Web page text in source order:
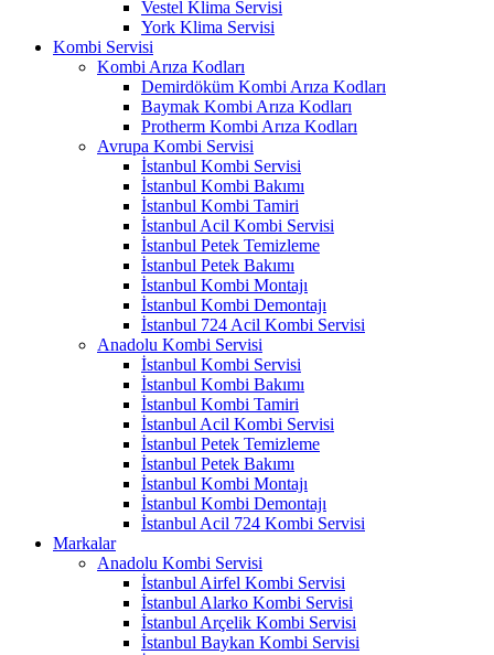
Vestel Klima Servisi
York Klima Servisi
Kombi Servisi
Kombi Arıza Kodları
Demirdöküm Kombi Arıza Kodları
Baymak Kombi Arıza Kodları
Protherm Kombi Arıza Kodları
Avrupa Kombi Servisi
İstanbul Kombi Servisi
İstanbul Kombi Bakımı
İstanbul Kombi Tamiri
İstanbul Acil Kombi Servisi
İstanbul Petek Temizleme
İstanbul Petek Bakımı
İstanbul Kombi Montajı
İstanbul Kombi Demontajı
İstanbul 724 Acil Kombi Servisi
Anadolu Kombi Servisi
İstanbul Kombi Servisi
İstanbul Kombi Bakımı
İstanbul Kombi Tamiri
İstanbul Acil Kombi Servisi
İstanbul Petek Temizleme
İstanbul Petek Bakımı
İstanbul Kombi Montajı
İstanbul Kombi Demontajı
İstanbul Acil 724 Kombi Servisi
Markalar
Anadolu Kombi Servisi
İstanbul Airfel Kombi Servisi
İstanbul Alarko Kombi Servisi
İstanbul Arçelik Kombi Servisi
İstanbul Baykan Kombi Servisi